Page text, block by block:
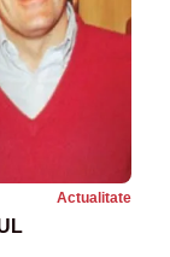
Actualitate